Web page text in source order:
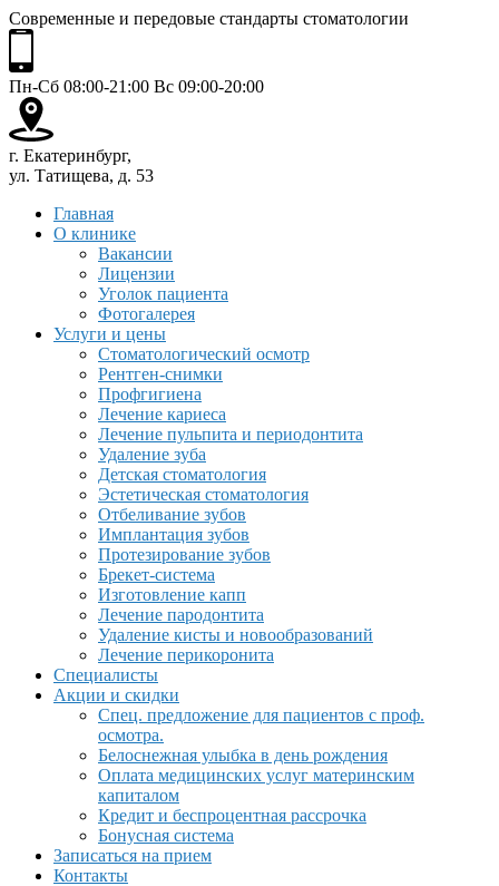
Современные и передовые стандарты стоматологии
Пн-Сб 08:00-21:00 Вс 09:00-20:00
г. Екатеринбург,
ул. Татищева, д. 53
Главная
О клинике
Вакансии
Лицензии
Уголок пациента
Фотогалерея
Услуги и цены
Стоматологический осмотр
Рентген-снимки
Профгигиена
Лечение кариеса
Лечение пульпита и периодонтита
Удаление зуба
Детская стоматология
Эстетическая стоматология
Отбеливание зубов
Имплантация зубов
Протезирование зубов
Брекет-система
Изготовление капп
Лечение пародонтита
Удаление кисты и новообразований
Лечение перикоронита
Специалисты
Акции и скидки
Спец. предложение для пациентов с проф.
осмотра.
Белоснежная улыбка в день рождения
Оплата медицинских услуг материнским
капиталом
Кредит и беспроцентная рассрочка
Бонусная система
Записаться на прием
Контакты